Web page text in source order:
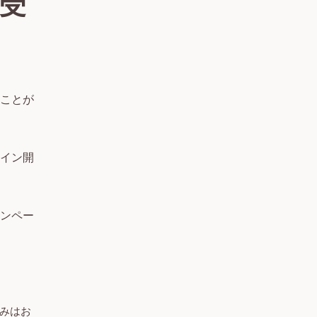
とが
ン開
ペー
はお